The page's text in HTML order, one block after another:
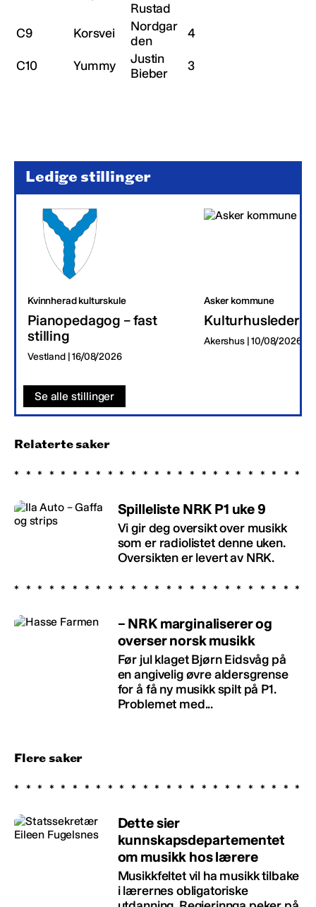
Rustad
C9
Korsvei
Nordgar
den
4
C10 Yummy
Justin
Bieber
3
Ledige stillinger
Kvinnherad kulturskule
Pianopedagog – fast
stilling
Vestland | 16/08/2026
Asker kommune
Kulturhusleder
Akershus | 10/08/2026
Se alle stillinger
Relaterte saker
Spilleliste NRK P1 uke 9
Vi gir deg oversikt over musikk
som er radiolistet denne uken.
Oversikten er levert av NRK.
– NRK marginaliserer og
overser norsk musikk
Før jul klaget Bjørn Eidsvåg på
en angivelig øvre aldersgrense
for å få ny musikk spilt på P1.
Problemet med...
Flere saker
Dette sier
kunnskapsdepartementet
om musikk hos lærere
Musikkfeltet vil ha musikk tilbake
i lærernes obligatoriske